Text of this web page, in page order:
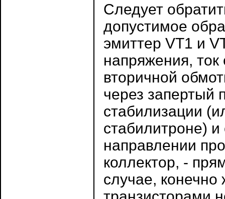
Следует
допустимое
эмиттер VT1 и
напряжения, ток
вторичной
через запертый
стабилизации
стабилитроне)
направлении
коллектор, -
случае, конечно